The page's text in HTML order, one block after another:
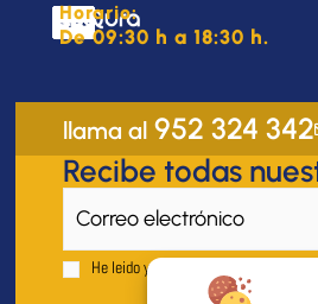
Horario:
De 09:30 h a 18:30 h.
llama al952 324 342
Recibe todas
He leido y acepto el